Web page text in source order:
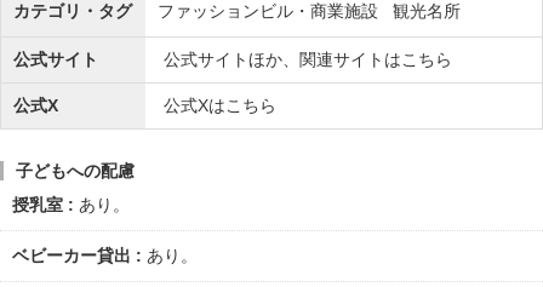
カテゴリ・タグ ファッションビル・商業施設 観光名所
公式サイト 公式サイトほか、関連サイトはこちら
公式X 公式Xはこちら
子どもへの配慮
授乳室
あり。
ベビーカー貸出 あり。